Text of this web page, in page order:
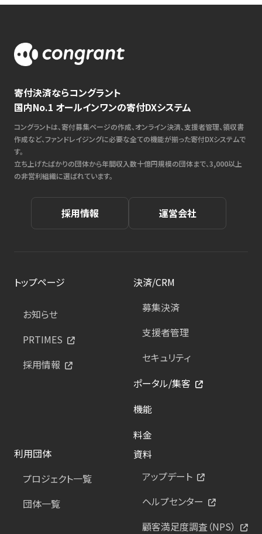
寄付決済ならコングラント
国内No.1 オールインワンの寄付DXシステム
コングラントは、寄付募集ページの作成、オンライン決済、支援者管理、領収書
作成など、ファンドレイジングに必要な全ての機能が揃った寄付DXシステムで
す。
立ち上げたばかりの団体から年間収入数十億円規模の団体まで、3,000以上
の非営利組織に選ばれています。
採用情報 運営会社
トップページ
お知らせ
PRTIMES
採用情報
決済/CRM
募集決済
支援者管理
セキュリティ
ポータル/集客
機能
料金
利用団体
プロジェクト一覧
団体一覧
資料
アップデート
ヘルプセンター
顧客満足度調査（NPS）